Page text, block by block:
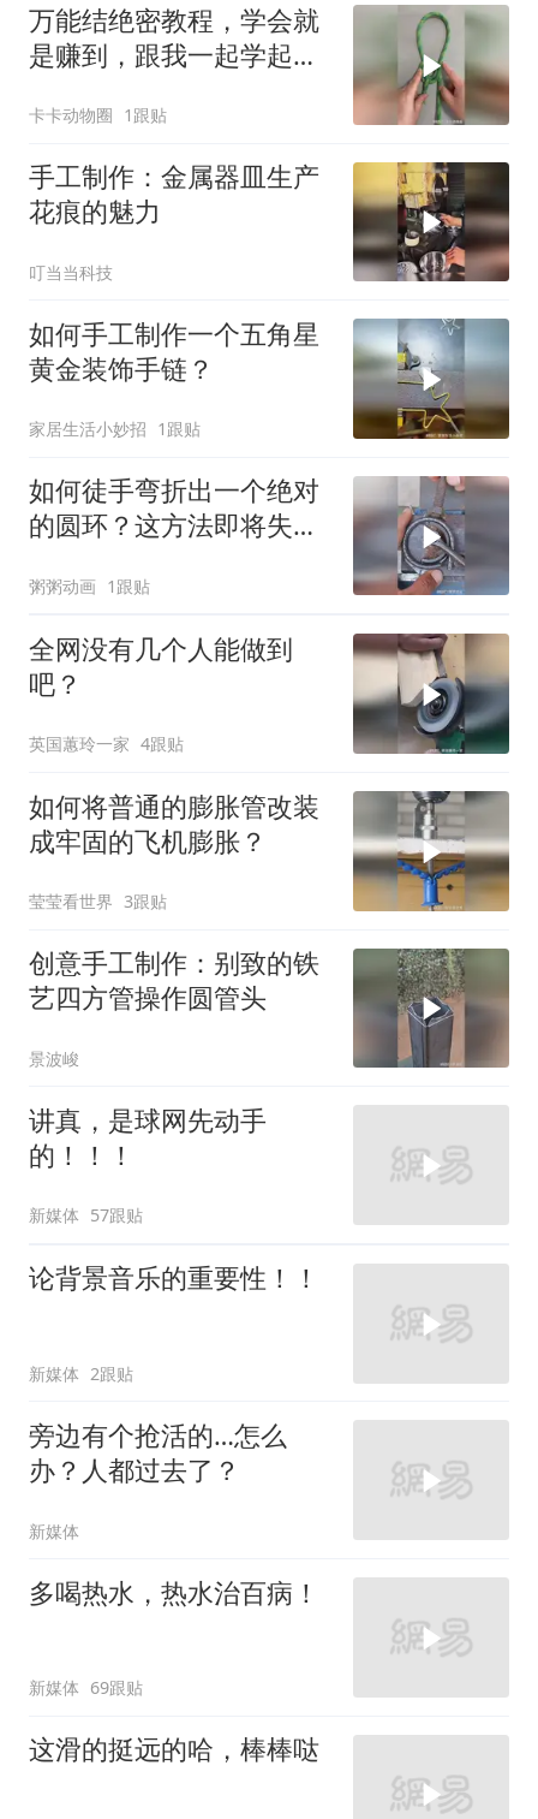
万能结绝密教程，学会就
是赚到，跟我一起学起来
卡卡动物圈 1跟贴
手工制作：金属器皿生产
花痕的魅力
叮当当科技
如何手工制作一个五角星
黄金装饰手链？
家居生活小妙招 1跟贴
如何徒手弯折出一个绝对
的圆环？这方法即将失
粥粥动画 1跟贴
全网没有几个人能做到
吧？
英国蕙玲一家 4跟贴
如何将普通的膨胀管改装
成牢固的飞机膨胀？
莹莹看世界 3跟贴
创意手工制作：别致的铁
艺四方管操作圆管头
景波峻
讲真，是球网先动手
的！！！
新媒体 57跟贴
论背景音乐的重要性！！
新媒体 2跟贴
旁边有个抢活的…怎么
办？人都过去了？
新媒体
多喝热水，热水治百病！
新媒体 69跟贴
这滑的挺远的哈，棒棒哒